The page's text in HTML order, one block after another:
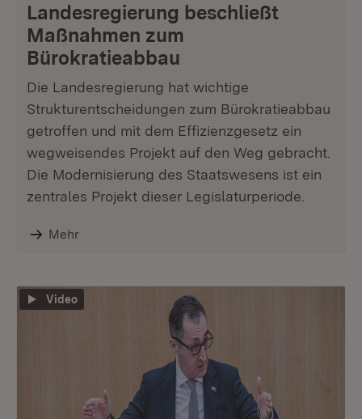
Landesregierung beschließt
Maßnahmen zum
Bürokratieabbau
Die Landesregierung hat wichtige
Strukturentscheidungen zum Bürokratieabbau
getroffen und mit dem Effizienzgesetz ein
wegweisendes Projekt auf den Weg gebracht.
Die Modernisierung des Staatswesens ist ein
zentrales Projekt dieser Legislaturperiode.
Mehr
Video